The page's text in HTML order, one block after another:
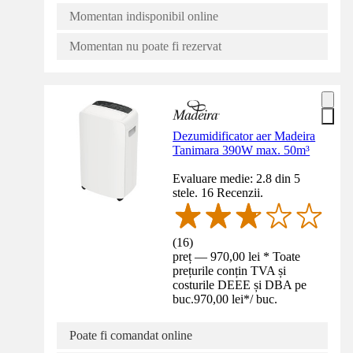
Momentan indisponibil online
Momentan nu poate fi rezervat
Dezumidificator aer Madeira
Tanimara 390W max. 50m³
Evaluare medie: 2.8 din 5
stele. 16 Recenzii.
(16)
preț — 970,00 lei * Toate
prețurile conțin TVA și
costurile DEEE și DBA pe
buc.970,00 lei*/ buc.
Poate fi comandat online